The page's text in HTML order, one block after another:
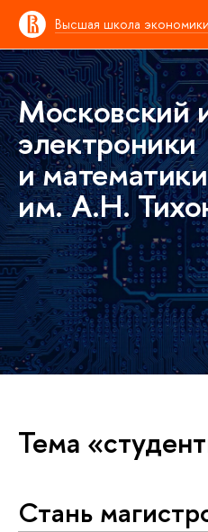
Высшая школа экономики
Московский
электроники
и математики
им. А.Н.
Тема
Стань